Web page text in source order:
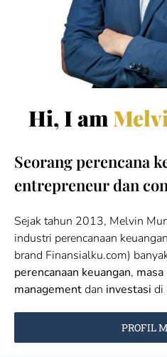
Hi, I am
Seorang perencana
entrepreneur dan
Sejak tahun 2013, Melvin
industri perencanaan
brand Finansialku.com)
perencanaan keuangan,
managementdan investasi di
PROFIL